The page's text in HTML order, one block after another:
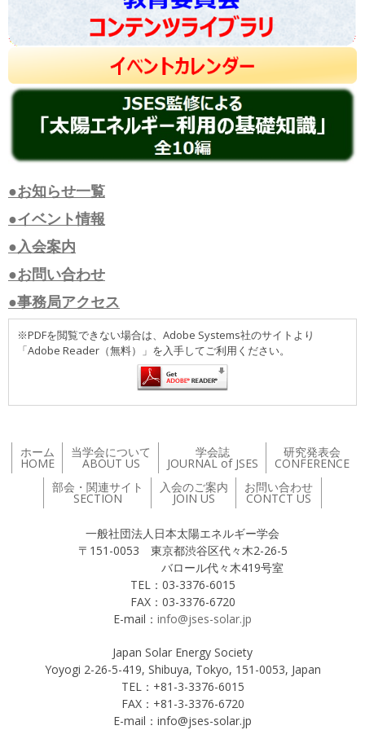
●お知らせ一覧
●イベント情報
●入会案内
●お問い合わせ
●事務局アクセス
※PDFを閲覧できない場合は、Adobe Systems社のサイトより
「Adobe Reader（無料）」を入手してご利用ください。
ホーム
HOME
当学会について
ABOUT US
学会誌
JOURNAL of JSES
研究発表会
CONFERENCE
部会・関連サイト
SECTION
入会のご案内
JOIN US
お問い合わせ
CONTCT US
一般社団法人日本太陽エネルギー学会
〒151-0053 東京都渋谷区代々木2-26-5
バロール代々木419号室
TEL：03-3376-6015
FAX：03-3376-6720
E-mail： info@jses-solar.jp
Japan Solar Energy Society
Yoyogi 2-26-5-419, Shibuya, Tokyo, 151-0053, Japan
TEL：+81-3-3376-6015
FAX：+81-3-3376-6720
E-mail：info@jses-solar.jp